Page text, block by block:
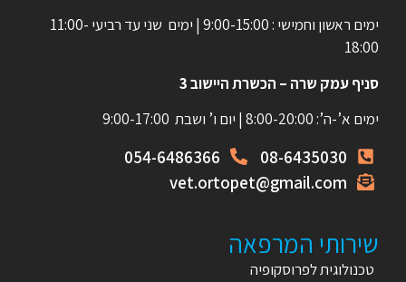
ימים ראשון וחמישי : 9:00-15:00 | ימים שני עד רביעי 11:00-
18:00
סניף עמק שרה – הכשרת היישוב 3
ימים א’-ה’: 8:00-20:00 | יום ו’ ושבת 9:00-17:00
08-6435030
054-6486366
vet.ortopet@gmail.com
שירותי המרפאה
טכנולוגית לפרוסקופיה